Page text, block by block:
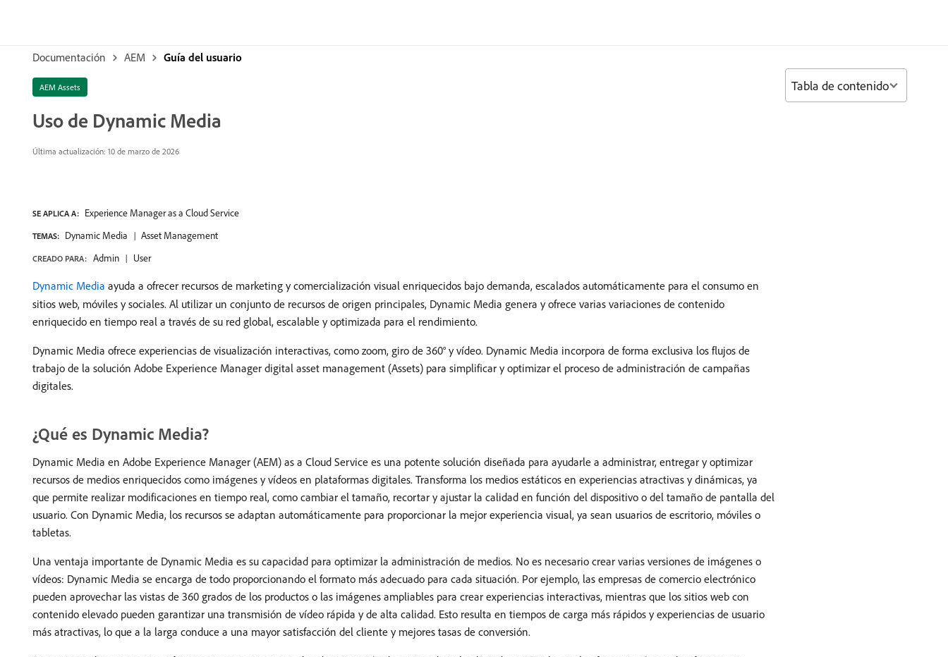
Documentación AEM Guía del usuario
AEM Assets
Uso de Dynamic Media
Última actualización: 10 de marzo de 2026
SE APLICA A: Experience Manager as a Cloud Service
TEMAS: Dynamic Media Asset Management
CREADO PARA: Admin User
Dynamic Media ayuda a ofrecer recursos de marketing y comercialización visual enriquecidos bajo demanda, escalados automáticamente para el consumo en
sitios web, móviles y sociales. Al utilizar un conjunto de recursos de origen principales, Dynamic Media genera y ofrece varias variaciones de contenido
enriquecido en tiempo real a través de su red global, escalable y optimizada para el rendimiento.
Dynamic Media ofrece experiencias de visualización interactivas, como zoom, giro de 360° y vídeo. Dynamic Media incorpora de forma exclusiva los flujos de
trabajo de la solución Adobe Experience Manager digital asset management (Assets) para simplificar y optimizar el proceso de administración de campañas
digitales.
¿Qué es Dynamic Media?
Dynamic Media en Adobe Experience Manager (AEM) as a Cloud Service es una potente solución diseñada para ayudarle a administrar, entregar y optimizar
recursos de medios enriquecidos como imágenes y vídeos en plataformas digitales. Transforma los medios estáticos en experiencias atractivas y dinámicas, ya
que permite realizar modificaciones en tiempo real, como cambiar el tamaño, recortar y ajustar la calidad en función del dispositivo o del tamaño de pantalla del
usuario. Con Dynamic Media, los recursos se adaptan automáticamente para proporcionar la mejor experiencia visual, ya sean usuarios de escritorio, móviles o
tabletas.
Una ventaja importante de Dynamic Media es su capacidad para optimizar la administración de medios. No es necesario crear varias versiones de imágenes o
vídeos: Dynamic Media se encarga de todo proporcionando el formato más adecuado para cada situación. Por ejemplo, las empresas de comercio electrónico
pueden aprovechar las vistas de 360 grados de los productos o las imágenes ampliables para crear experiencias interactivas, mientras que los sitios web con
contenido elevado pueden garantizar una transmisión de vídeo rápida y de alta calidad. Esto resulta en tiempos de carga más rápidos y experiencias de usuario
más atractivas, lo que a la larga conduce a una mayor satisfacción del cliente y mejores tasas de conversión.
Tabla de contenido